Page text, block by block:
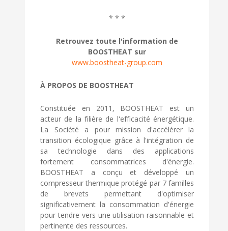
* * *
Retrouvez toute l'information de
BOOSTHEAT sur
www.boostheat-group.com
À PROPOS DE BOOSTHEAT
Constituée en 2011, BOOSTHEAT est un
acteur de la filière de l'efficacité énergétique.
La Société a pour mission d'accélérer la
transition écologique grâce à l'intégration de
sa technologie dans des applications
fortement consommatrices d'énergie.
BOOSTHEAT a conçu et développé un
compresseur thermique protégé par 7 familles
de brevets permettant d'optimiser
significativement la consommation d'énergie
pour tendre vers une utilisation raisonnable et
pertinente des ressources.